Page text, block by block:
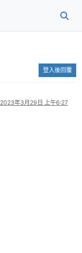
登入後回覆
2023年3月29日 上午6:27